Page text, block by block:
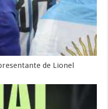
de Lionel